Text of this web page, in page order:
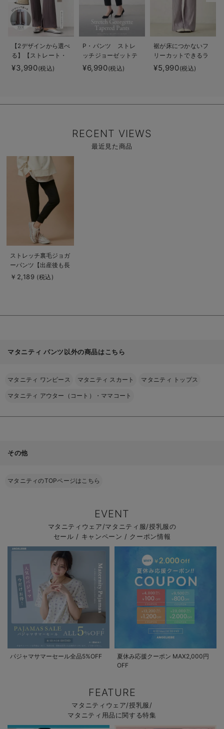
【2デザインから選べ
る】【ストレート・
ワイド】らくちん綿
混ストレッチリブパ
使える】
¥3,990(税込)
P・パンツ ストレ
ッチジョーゼットテ
ーパード
¥6,990(税込)
裾が床につかないフ
リーカットできるラ
ンダムプリーツワイ
ドパンツ マタニテ
¥5,990(税込)
RECENT VIEWS
最近見た商品
商
商
品
詳
を
ストレッチ裏毛ジョガ
ーパンツ【出産後も長
く使える】
￥2,189 (税込)
マタニティ パンツ以外の商品はこちら
マタニティ ワンピース マタニティ スカート マタニティ トップス
マタニティ アウター（コート）・ママコート
その他
マタニティのTOPページはこちら
EVENT
マタニティウェア/マタニティ服/授乳服の
セール / キャンペーン / クーポン情報
パジャマサマーセール全品5%OFF
夏休み応援クーポン MAX2,000円
OFF
FEATURE
マタニティウェア/授乳服/
マタニティ用品に関する特集